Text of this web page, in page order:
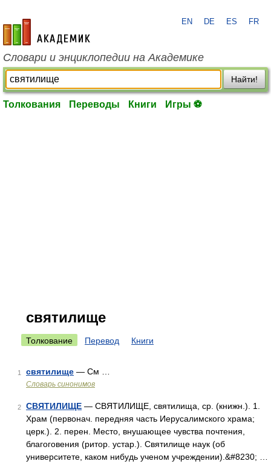
academic.ru
EN DE ES FR
Словари и энциклопедии на Академике
Найти!
Толкования Переводы Книги Игры ⚽
святилище
Толкование Перевод Книги
1 святилище — См …
Словарь синонимов
2 СВЯТИЛИЩЕ — СВЯТИЛИЩЕ, святилища, ср. (книжн.). 1.
Храм (первонач. передняя часть Иерусалимского храма;
церк.). 2. перен. Место, внушающее чувства почтения,
благоговения (ритор. устар.). Святилище наук (об
университете, каком нибудь ученом учреждении).&#8230; …